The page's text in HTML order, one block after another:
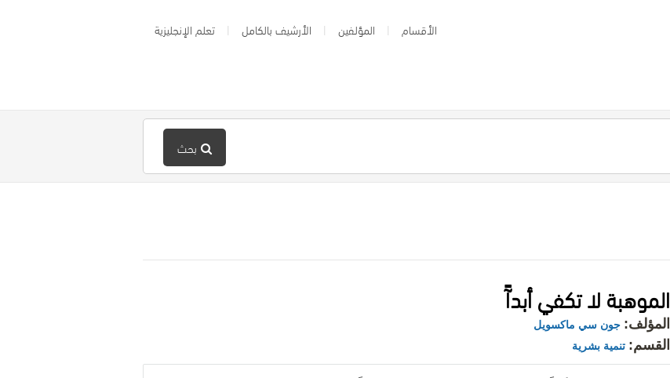
الأقسام المؤلفين الأرشيف بالكامل تعلم الإنجليزية
بحث
الموهبة لا تكفي أبدآً
المؤلف: جون سي ماكسويل
القسم: تنمية بشرية